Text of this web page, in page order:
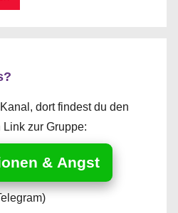
dort findest du den
zur Gruppe:
& Angst